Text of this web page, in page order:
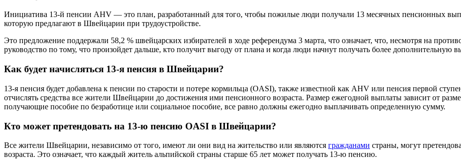
Инициатива 13-й пенсии AHV — это план, разработанный для того, чтобы пожилые люди получали 13 месячных пенсионных
которую предлагают в Швейцарии при трудоустройстве.
Это предложение поддержали 58,2 % швейцарских избирателей в ходе референдума 3 марта, что означает, что, несмотря на
руководство по тому, что произойдет дальше, кто получит выгоду от плана и когда люди начнут получать более дополнительную
Как будет начисляться 13-я пенсия в Швейцарии?
13-я пенсия будет добавлена к пенсии по старости и потере кормильца (OASI), также известной как AHV или пенсия первой
отчислять средства все жители Швейцарии до достижения ими пенсионного возраста. Размер ежегодной выплаты зависит от
получающие пособие по безработице или социальное пособие, все равно должны ежегодно выплачивать определенную сумму.
Кто может претендовать на 13-ю пенсию OASI в Швейцарии?
Все жители Швейцарии, независимо от того, имеют ли они вид на жительство или являются гражданами страны, могут
возраста. Это означает, что каждый житель альпийской страны старше 65 лет может получать 13-ю пенсию.